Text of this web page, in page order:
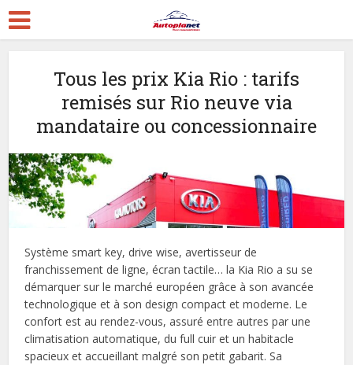
Tous les prix Kia Rio : tarifs
remisés sur Rio neuve via
mandataire ou concessionnaire
Système smart key, drive wise, avertisseur de
franchissement de ligne, écran tactile… la Kia Rio a su se
démarquer sur le marché européen grâce à son avancée
technologique et à son design compact et moderne. Le
confort est au rendez-vous, assuré entre autres par une
climatisation automatique, du full cuir et un habitacle
spacieux et accueillant malgré son petit gabarit. Sa